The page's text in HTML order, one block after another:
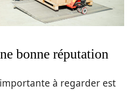
bonne réputation
à regarder est